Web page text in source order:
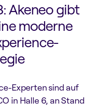
Akeneo gibt
moderne
Experten sind auf
in Halle 6, an Stand